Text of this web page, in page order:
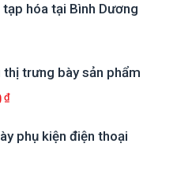
tạp hóa tại Bình Dương
thị trưng bày sản phẩm
phụ kiện điện thoại